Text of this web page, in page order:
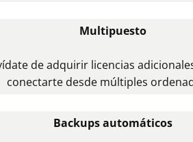
Multipuesto
de adquirir licencias
conectarte desde múltiples
Backups automáticos